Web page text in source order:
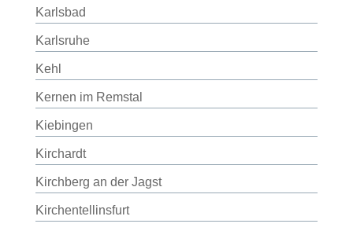
Karlsbad
Karlsruhe
Kehl
Kernen im Remstal
Kiebingen
Kirchardt
Kirchberg an der Jagst
Kirchentellinsfurt